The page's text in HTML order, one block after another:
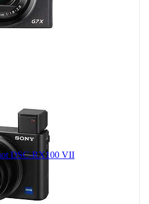
DSC-RX100 VII